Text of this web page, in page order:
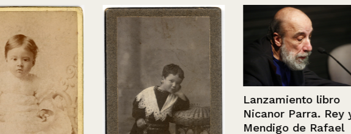
Lanzamiento libro
Nicanor Parra. Rey y
Mendigo de Rafael